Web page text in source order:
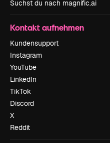
Suchst du nach magnific.ai
Kontakt aufnehmen
Kundensupport
Instagram
YouTube
LinkedIn
TikTok
Discord
X
Reddit